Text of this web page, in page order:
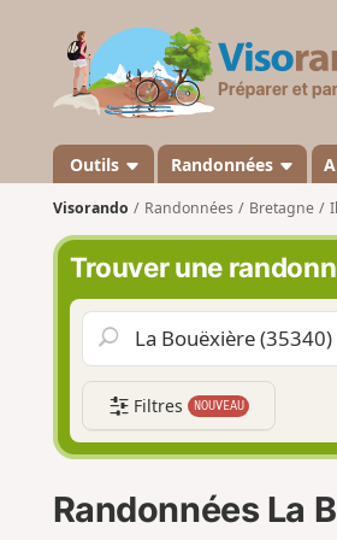
Outils Randonnées
Visorando Randonnées Bretagne
Trouver une
Filtres NOUVEAU
Randonnées La